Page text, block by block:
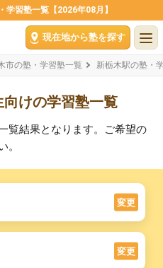
学習塾一覧【2026年08月】
現在地から塾を探す
市の塾・学習塾一覧 新栃木駅の塾・
けの学習塾一覧
覧結果となります。ご希望の
。
変更
変更